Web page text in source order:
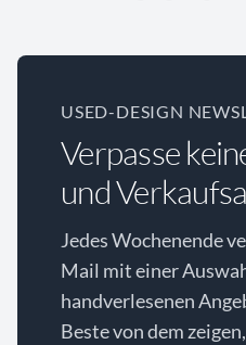
USED-DESIGN
Verpasse
und
Jedes Wochenende
Mail mit einer
handverlesenen
Beste von dem